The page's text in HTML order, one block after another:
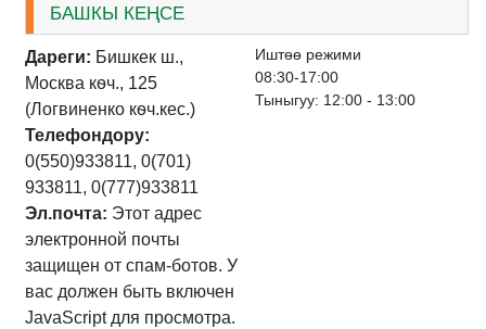
БАШКЫ КЕҢСЕ
Дареги: Бишкек ш.,
Москва кѳч., 125
(Логвиненко кѳч.кес.)
Телефондору:
0(550)933811, 0(701)
933811, 0(777)933811
Эл.почта: Этот адрес
электронной почты
защищен от спам-ботов. У
вас должен быть включен
JavaScript для просмотра.
Иштѳѳ режими
08:30-17:00
Тыныгуу: 12:00 - 13:00